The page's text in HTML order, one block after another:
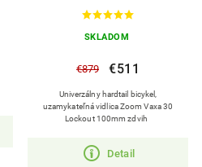
SKLADOM
€879 €511
Detail
Univerzálny hardtail bicykel,
uzamykateľná vidlica Zoom Vaxa 30